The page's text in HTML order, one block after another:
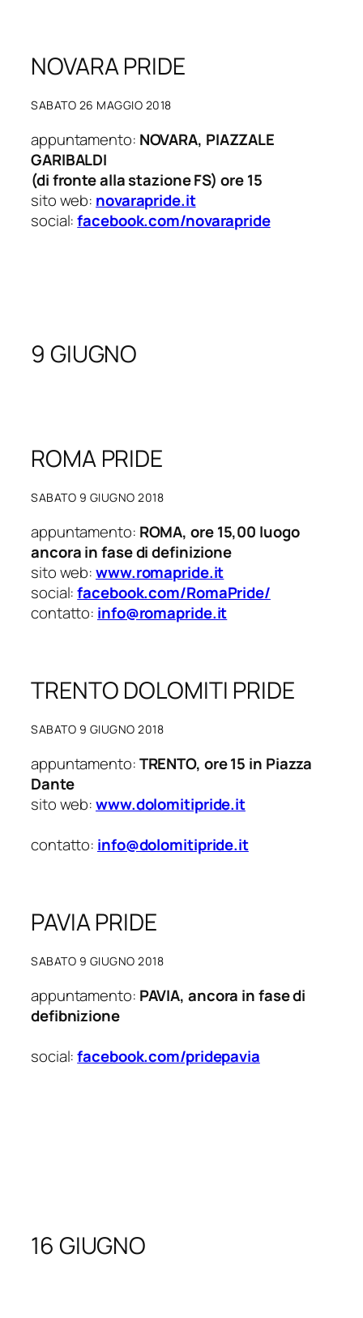
NOVARA PRIDE
SABATO 26 MAGGIO 2018
appuntamento: NOVARA, PIAZZALE
GARIBALDI
(di fronte alla stazione FS) ore 15
sito web: novarapride.it
social:facebook.com/novarapride
9 GIUGNO
ROMA PRIDE
SABATO 9 GIUGNO 2018
appuntamento: ROMA, ore 15,00 luogo
ancora in fase di definizione
sito web:www.romapride.it
social:facebook.com/RomaPride/
contatto: info@romapride.it
TRENTO DOLOMITI PRIDE
SABATO 9 GIUGNO 2018
appuntamento:TRENTO, ore 15 in Piazza
Dante
sito web:www.dolomitipride.it
contatto: info@dolomitipride.it
PAVIA PRIDE
SABATO 9 GIUGNO 2018
appuntamento: PAVIA, ancora in fase di
defibnizione
social:facebook.com/pridepavia
16 GIUGNO